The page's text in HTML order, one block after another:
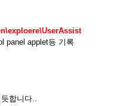
panel applet등 기록
합니다